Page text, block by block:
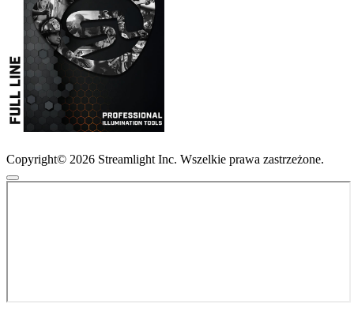
Copyright© 2026 Streamlight Inc. Wszelkie prawa zastrzeżone.